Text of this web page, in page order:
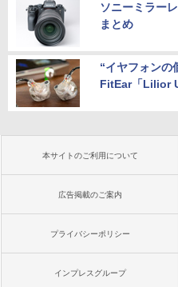
ソニーミラー
まとめ
“イヤフォンの
FitEar「Lilior
本サイトのご利用について
広告掲載のご案内
プライバシーポリシー
インプレスグループ